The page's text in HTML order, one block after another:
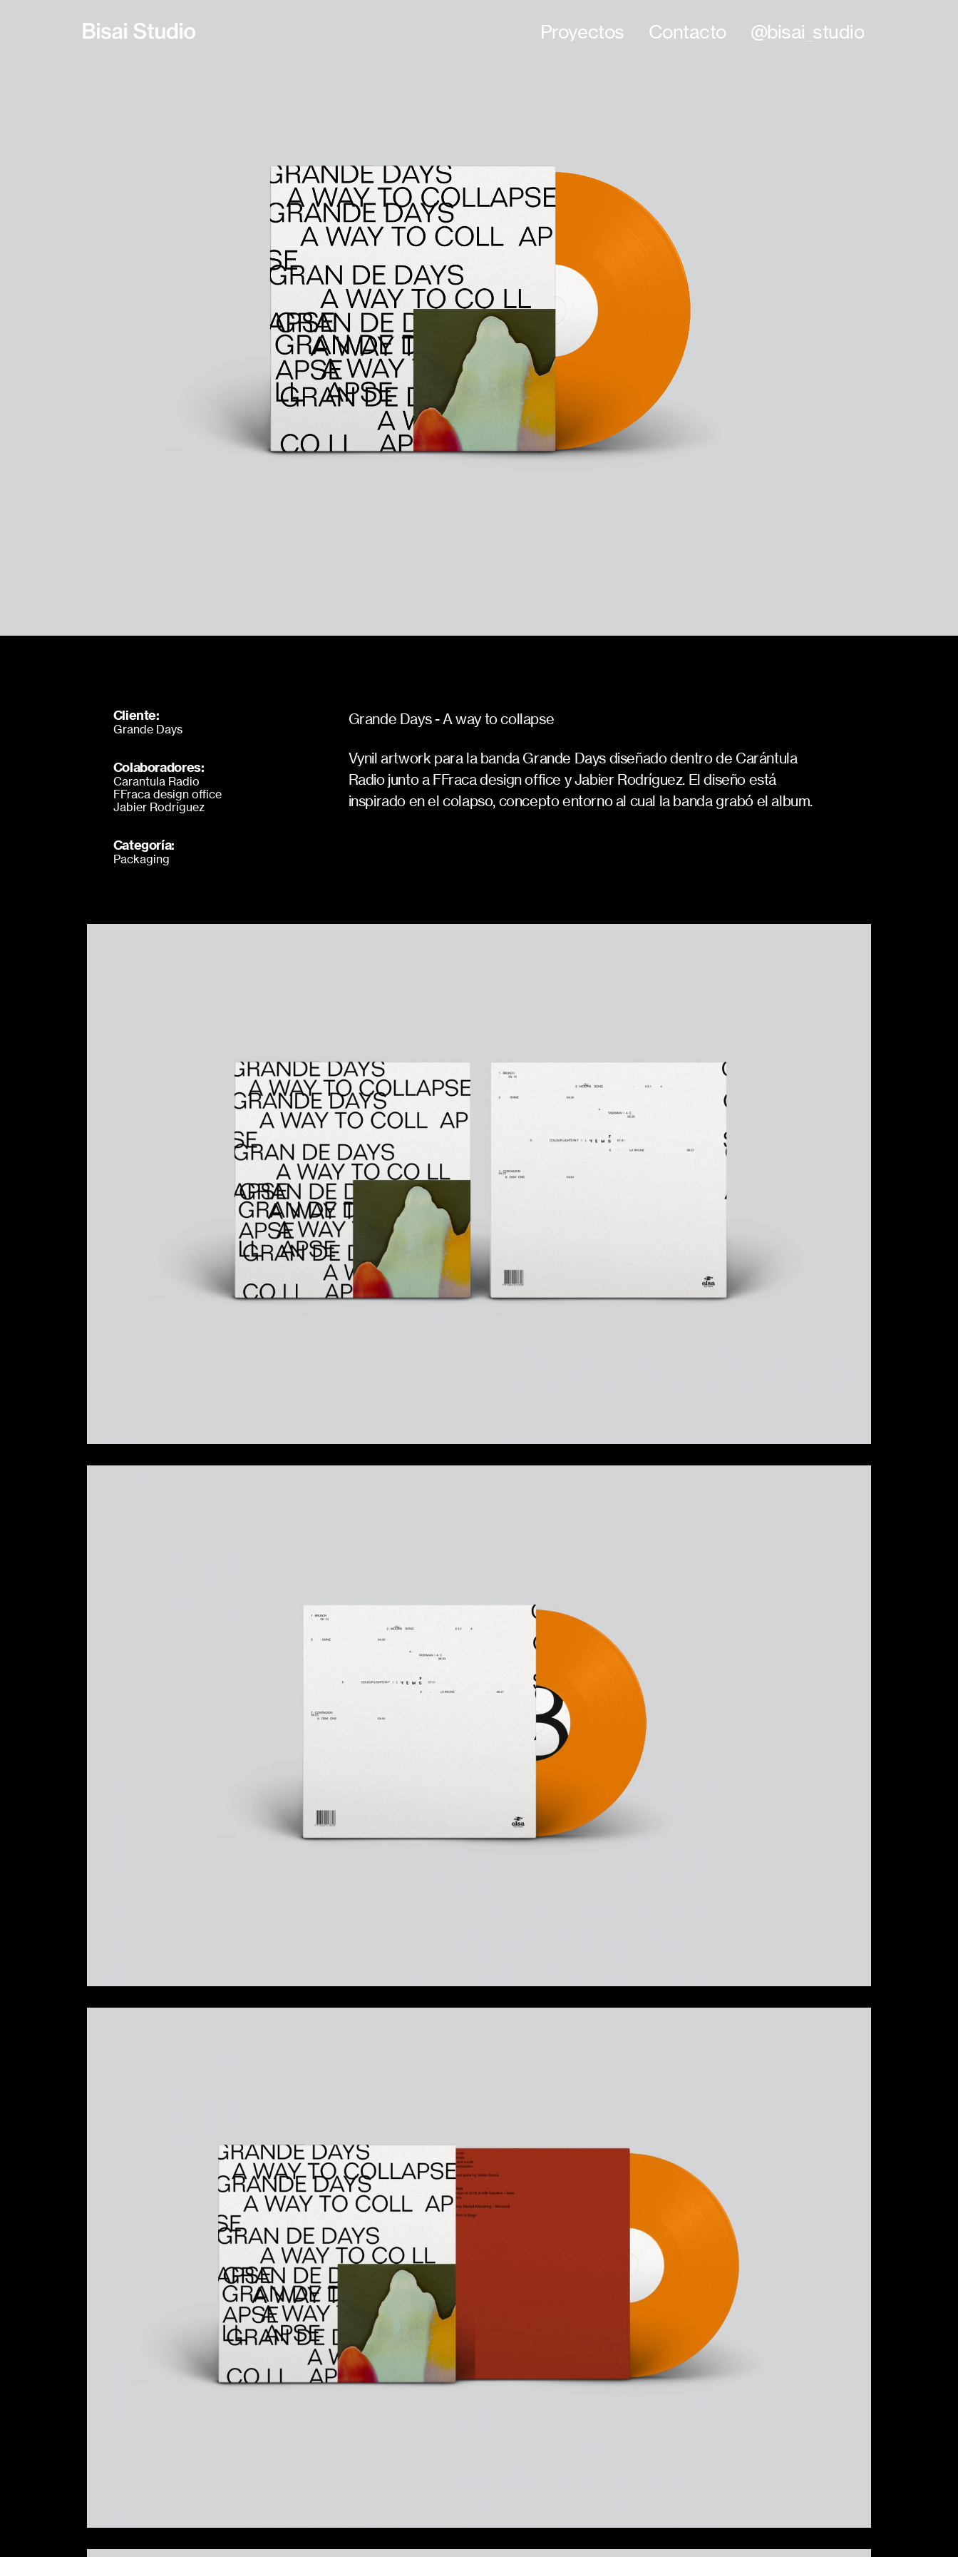
Proyectos Contacto @bisai_studio
Cliente:
Grande Days
Colaboradores:
Carantula Radio
FFraca design office
Jabier Rodríguez
Categoría:
Packaging
Grande Days - A way to collapse
Vynil artwork para la banda Grande Days diseñado dentro de Carántula
Radio junto a FFraca design office y Jabier Rodríguez. El diseño está
inspirado en el colapso, concepto entorno al cual la banda grabó el album.